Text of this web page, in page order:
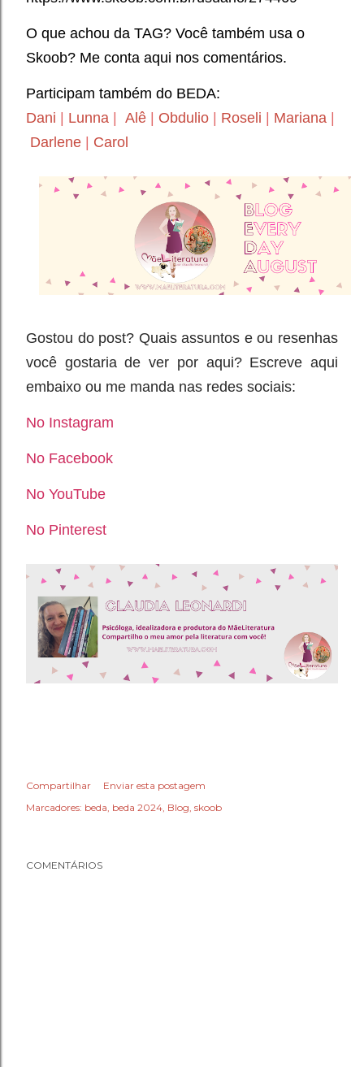
O que achou da TAG? Você também usa o
Skoob? Me conta aqui nos comentários.
Participam também do BEDA:
Dani
Lunna Alê Obdulio Roseli Mariana
Darlene
Carol
Gostou do post? Quais assuntos e ou resenhas
você gostaria de ver por aqui? Escreve aqui
embaixo ou me manda nas redes sociais:
No Instagram
No Facebook
No YouTube
No Pinterest
Compartilhar
Enviar esta postagem
Marcadores: beda beda 2024 Blog skoob
COMENTÁRIOS